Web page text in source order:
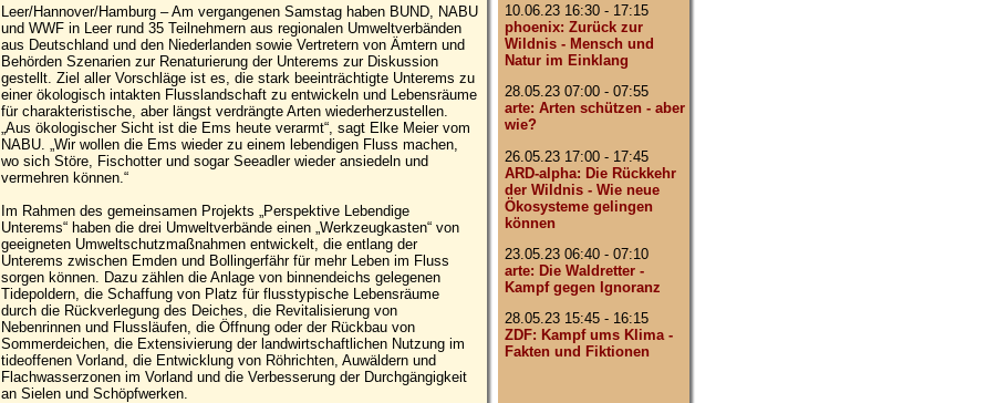
Leer/Hannover/Hamburg – Am vergangenen Samstag haben BUND, NABU
und WWF in Leer rund 35 Teilnehmern aus regionalen Umweltverbänden
aus Deutschland und den Niederlanden sowie Vertretern von Ämtern und
Behörden Szenarien zur Renaturierung der Unterems zur Diskussion
gestellt. Ziel aller Vorschläge ist es, die stark beeinträchtigte Unterems zu
einer ökologisch intakten Flusslandschaft zu entwickeln und Lebensräume
für charakteristische, aber längst verdrängte Arten wiederherzustellen.
„Aus ökologischer Sicht ist die Ems heute verarmt“, sagt Elke Meier vom
NABU. „Wir wollen die Ems wieder zu einem lebendigen Fluss machen,
wo sich Störe, Fischotter und sogar Seeadler wieder ansiedeln und
vermehren können.“
Im Rahmen des gemeinsamen Projekts „Perspektive Lebendige
Unterems“ haben die drei Umweltverbände einen „Werkzeugkasten“ von
geeigneten Umweltschutzmaßnahmen entwickelt, die entlang der
Unterems zwischen Emden und Bollingerfähr für mehr Leben im Fluss
sorgen können. Dazu zählen die Anlage von binnendeichs gelegenen
Tidepoldern, die Schaffung von Platz für flusstypische Lebensräume
durch die Rückverlegung des Deiches, die Revitalisierung von
Nebenrinnen und Flussläufen, die Öffnung oder der Rückbau von
Sommerdeichen, die Extensivierung der landwirtschaftlichen Nutzung im
tideoffenen Vorland, die Entwicklung von Röhrichten, Auwäldern und
Flachwasserzonen im Vorland und die Verbesserung der Durchgängigkeit
an Sielen und Schöpfwerken.
10.06.23 16:30 - 17:15
phoenix: Zurück zur
Wildnis - Mensch und
Natur im Einklang
28.05.23 07:00 - 07:55
arte: Arten schützen - aber
wie?
26.05.23 17:00 - 17:45
ARD-alpha: Die Rückkehr
der Wildnis - Wie neue
Ökosysteme gelingen
können
23.05.23 06:40 - 07:10
arte: Die Waldretter -
Kampf gegen Ignoranz
28.05.23 15:45 - 16:15
ZDF: Kampf ums Klima -
Fakten und Fiktionen